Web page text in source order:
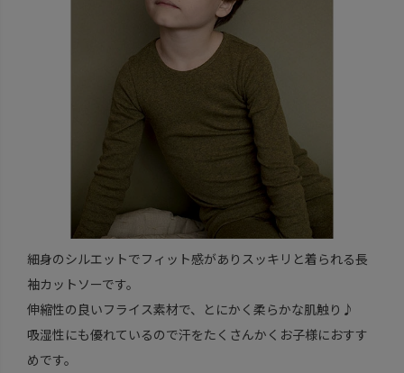
細身のシルエットでフィット感がありスッキリと着られる長
袖カットソーです。
伸縮性の良いフライス素材で、とにかく柔らかな肌触り♪
吸湿性にも優れているので汗をたくさんかくお子様におすす
めです。